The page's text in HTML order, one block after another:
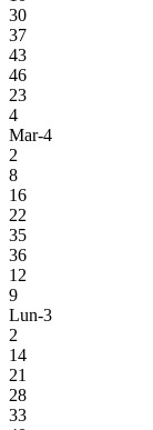
30
37
43
46
23
4
Mar-4
2
8
16
22
35
36
12
9
Lun-3
2
14
21
28
33